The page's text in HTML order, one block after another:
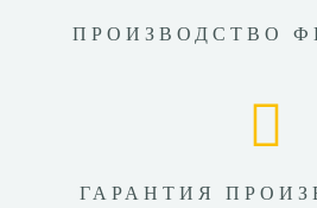
ПРОИЗВОДСТВО
ГАРАНТИЯ